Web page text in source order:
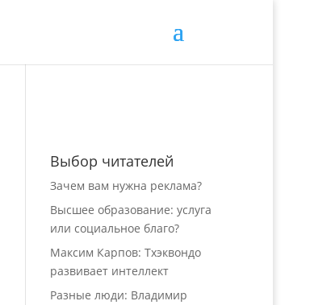
Выбор читателей
Зачем вам нужна реклама?
Высшее образование: услуга
или социальное благо?
Максим Карпов: Тхэквондо
развивает интеллект
Разные люди: Владимир